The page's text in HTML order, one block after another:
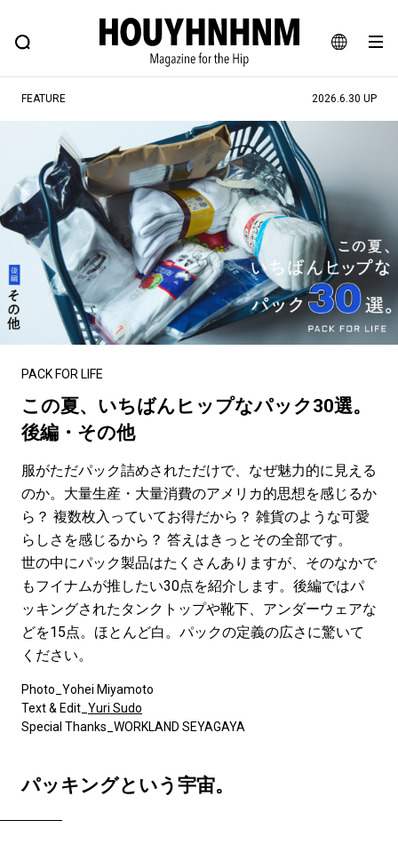
JA
EN
FEATURE BLOG SNAP
ヒップなファッション、カルチャー、ライフスタイルWEBマガジン
#注目のタグ
#SHOPPING ADDICT #憧れの逸品
#ESSENTIAL DESIGNS #古着サミット
#NEW VINTAGE #マイナーグッド図鑑
#路地裏てぃーん。 #MONTHLY JOURNAL
#GH 銘品の所以 #フイナムのYouTube
#Commune H #FOCUS IT #AH.H
#ととけん
#LIFESTYLE #SNEAKER #OUTDOOR
#SPORTS #HANDSOME HANDBOOK
FEATURE 2026.6.30 UP
PACK FOR LIFE
この夏、いちばんヒップなパック30選。
後編・その他
服がただパック詰めされただけで、なぜ魅力的に見える
のか。大量生産・大量消費のアメリカ的思想を感じるか
ら？ 複数枚入っていてお得だから？ 雑貨のような可愛
らしさを感じるから？ 答えはきっとその全部です。
世の中にパック製品はたくさんありますが、そのなかで
もフイナムが推したい30点を紹介します。後編ではパ
ッキングされたタンクトップや靴下、アンダーウェアな
どを15点。ほとんど白。パックの定義の広さに驚いて
ください。
Photo_Yohei Miyamoto
Text & Edit_ Yuri Sudo
Special Thanks_WORKLAND SEYAGAYA
パッキングという宇宙。